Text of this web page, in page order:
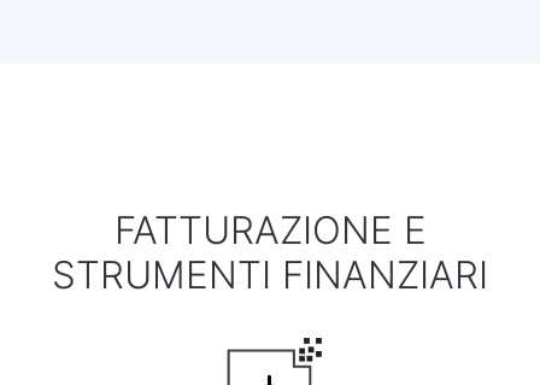
FATTURAZIONE E
STRUMENTI FINANZIARI